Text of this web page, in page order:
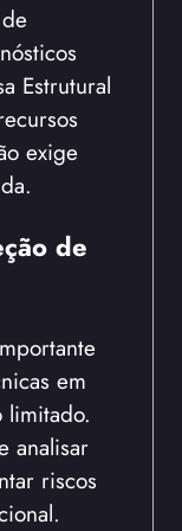
Estrutural
exige
de
em
limitado.
analisar
riscos